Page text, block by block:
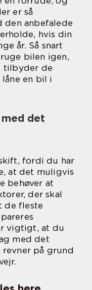
er så
den anbefalede
hvis din
år. Så snart
bilen igen,
tilbyder de
en bil i
med det
fordi du har
at det muligvis
behøver at
der skal
de fleste
vigtigt, at du
med det
revner på grund